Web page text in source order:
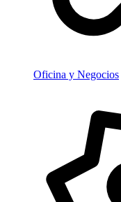
Oficina y Negocios